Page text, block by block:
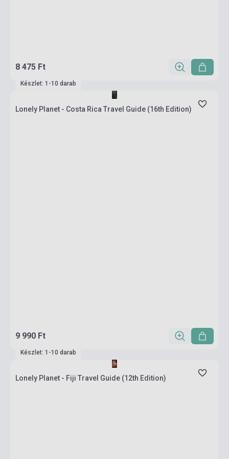
8 475 Ft
Készlet: 1-10 darab
Lonely Planet - Costa Rica Travel Guide (16th Edition)
9 990 Ft
Készlet: 1-10 darab
Lonely Planet - Fiji Travel Guide (12th Edition)